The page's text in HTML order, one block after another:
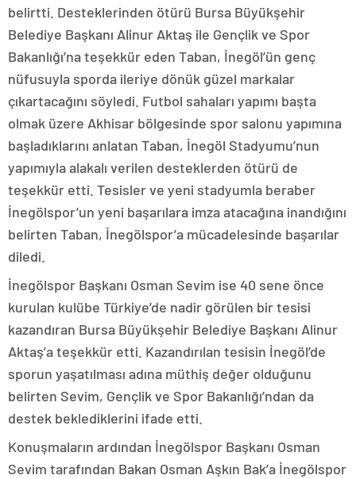
belirtti. Desteklerinden ötürü Bursa Büyükşehir
Belediye Başkanı Alinur Aktaş ile Gençlik ve Spor
Bakanlığı’na teşekkür eden Taban, İnegöl’ün genç
nüfusuyla sporda ileriye dönük güzel markalar
çıkartacağını söyledi. Futbol sahaları yapımı başta
olmak üzere Akhisar bölgesinde spor salonu yapımına
başladıklarını anlatan Taban, İnegöl Stadyumu’nun
yapımıyla alakalı verilen desteklerden ötürü de
teşekkür etti. Tesisler ve yeni stadyumla beraber
İnegölspor’un yeni başarılara imza atacağına inandığını
belirten Taban, İnegölspor’a mücadelesinde başarılar
diledi.
İnegölspor Başkanı Osman Sevim ise 40 sene önce
kurulan kulübe Türkiye’de nadir görülen bir tesisi
kazandıran Bursa Büyükşehir Belediye Başkanı Alinur
Aktaş’a teşekkür etti. Kazandırılan tesisin İnegöl’de
sporun yaşatılması adına müthiş değer olduğunu
belirten Sevim, Gençlik ve Spor Bakanlığı’ndan da
destek beklediklerini ifade etti.
Konuşmaların ardından İnegölspor Başkanı Osman
Sevim tarafından Bakan Osman Aşkın Bak’a İnegölspor